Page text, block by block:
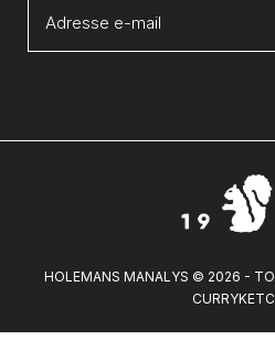
HOLEMANS MANALYS © 2026 -